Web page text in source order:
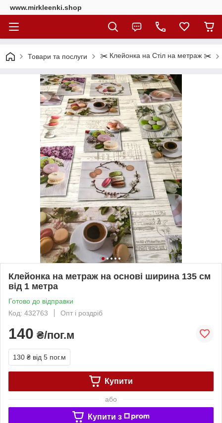
www.mirkleenki.shop
Товари та послуги ✂️ Клейонка на Стіл на метраж ✂️
Клейонка на метраж на основі ширина 135 см
від 1 метра
Готово до відправки
Код: 432763
Опт і роздріб
140 ₴/пог.м
130 ₴ від 5 пог.м
Купити
або
Купити з